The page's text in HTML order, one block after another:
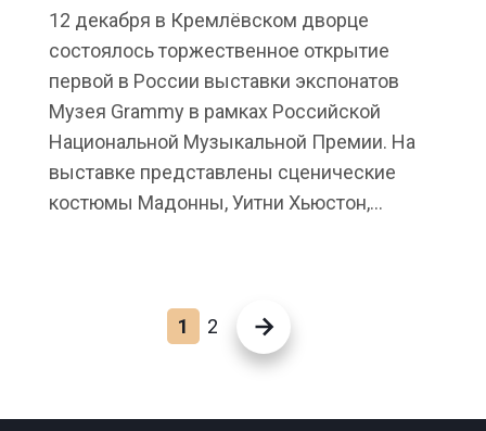
12 декабря в Кремлёвском дворце
состоялось торжественное открытие
первой в России выставки экспонатов
Музея Grammy в рамках Российской
Национальной Музыкальной Премии. На
выставке представлены сценические
костюмы Мадонны, Уитни Хьюстон,...
1 2